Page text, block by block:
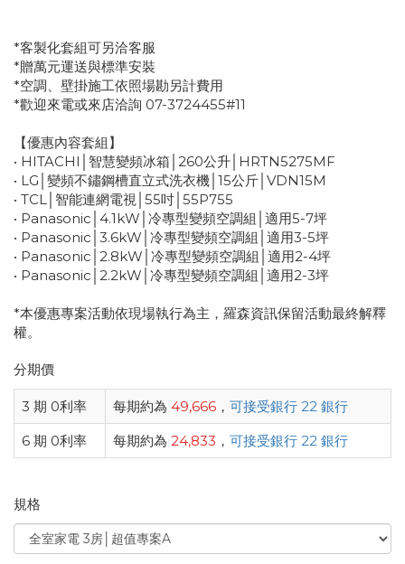
*客製化套組可另洽客服
*贈萬元運送與標準安裝
*空調、壁掛施工依照場勘另計費用
*歡迎來電或來店洽詢 07-3724455#11
【優惠內容套組】
• HITACHI│智慧變頻冰箱│260公升│HRTN5275MF
• LG│變頻不鏽鋼槽直立式洗衣機│15公斤│VDN15M
• TCL│智能連網電視│55吋│55P755
• Panasonic│4.1kW│冷專型變頻空調組│適用5-7坪
• Panasonic│3.6kW│冷專型變頻空調組│適用3-5坪
• Panasonic│2.8kW│冷專型變頻空調組│適用2-4坪
• Panasonic│2.2kW│冷專型變頻空調組│適用2-3坪
*本優惠專案活動依現場執行為主，羅森資訊保留活動最終解釋
權。
分期價
3 期 0利率 每期約為 49,666 ， 可接受銀行 22 銀行
6 期 0利率
每期約為 24,833 ， 可接受銀行 22 銀行
規格